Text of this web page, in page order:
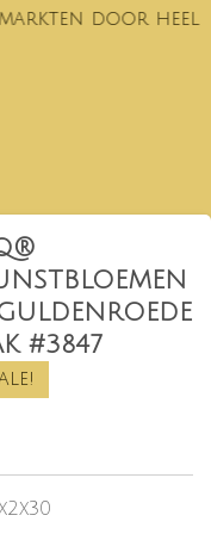
door heel
#3847